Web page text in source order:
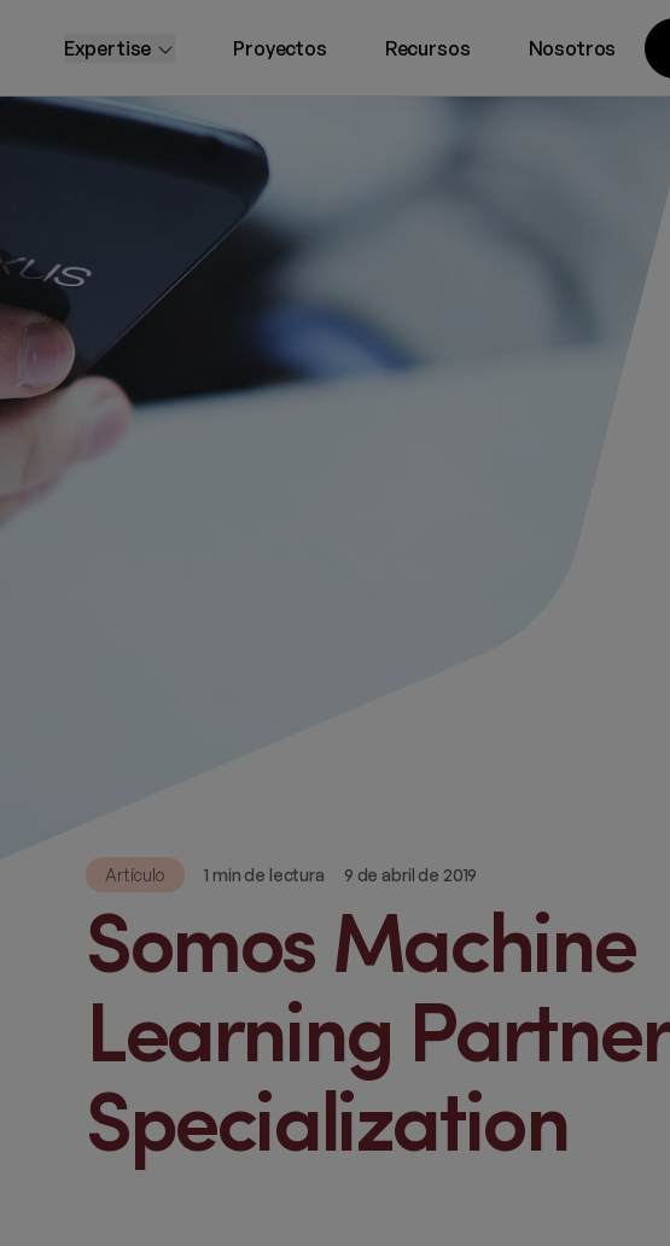
Expertise open submenu
Proyectos Recursos Nosotros
Artículo 1 min de lectura 9 de abril de 2019
Somos Machine
Learning Partner
Specialization